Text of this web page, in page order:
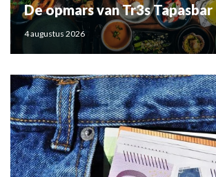
De opmars van Tr3s Tapasbar
4 augustus 2026